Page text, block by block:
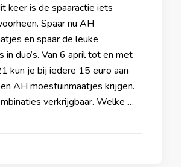
keer is de spaaractie iets
Spaar nu AH
en spaar de leuke
in duo’s. Van 6 april tot en met
kun je bij iedere 15 euro aan
AH moestuinmaatjes krijgen.
verkrijgbaar. Welke …